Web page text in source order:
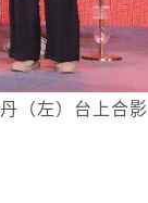
（左）台上合影